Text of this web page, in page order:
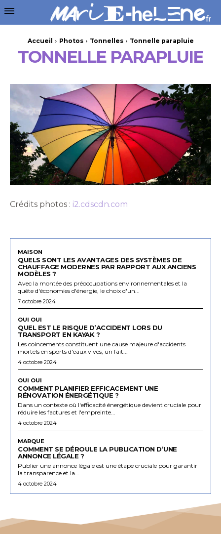
Accueil Photos Tonnelles Tonnelle parapluie
TONNELLE PARAPLUIE
Crédits photos : i2.cdscdn.com
MAISON
QUELS SONT LES AVANTAGES DES SYSTÈMES DE
CHAUFFAGE MODERNES PAR RAPPORT AUX ANCIENS
MODÈLES ?
Avec la montée des préoccupations environnementales et la
quête d'économies d'énergie, le choix d'un...
7 octobre 2024
OUI OUI
QUEL EST LE RISQUE D’ACCIDENT LORS DU
TRANSPORT EN KAYAK ?
Les coincements constituent une cause majeure d'accidents
mortels en sports d'eaux vives, un fait...
4 octobre 2024
OUI OUI
COMMENT PLANIFIER EFFICACEMENT UNE
RÉNOVATION ÉNERGÉTIQUE ?
Dans un contexte où l'efficacité énergétique devient cruciale pour
réduire les factures et l'empreinte...
4 octobre 2024
MARQUE
COMMENT SE DÉROULE LA PUBLICATION D’UNE
ANNONCE LÉGALE ?
Publier une annonce légale est une étape cruciale pour garantir
la transparence et la...
4 octobre 2024